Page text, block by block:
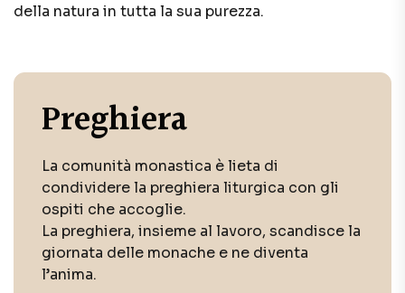
della natura in tutta la sua purezza.
Preghiera
La comunità monastica è lieta di
condividere la preghiera liturgica con gli
ospiti che accoglie.
La preghiera, insieme al lavoro, scandisce la
giornata delle monache e ne diventa
l’anima.